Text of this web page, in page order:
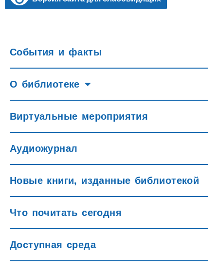
События и факты
О библиотеке
Виртуальные мероприятия
Аудиожурнал
Новые книги, изданные библиотекой
Что почитать сегодня
Доступная среда